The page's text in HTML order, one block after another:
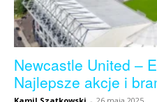
Newcastle United –
Najlepsze akcje i